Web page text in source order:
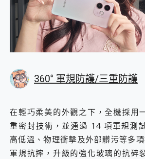
360° 軍規防護/三重防護
在輕巧柔美的外觀之下，全機採用
重密封技術，並通過 14 項軍規測
高低溫、物理衝擊及外部髒污等多
軍規抗摔，升級的強化玻璃的抗碎